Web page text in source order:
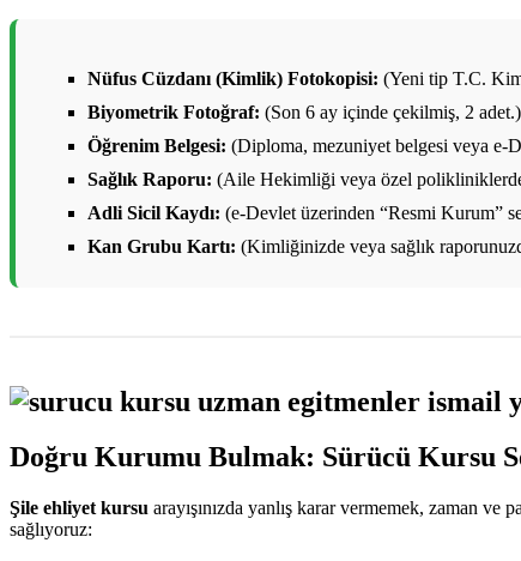
Nüfus Cüzdanı (Kimlik) Fotokopisi: (Yeni tip T.C.
Biyometrik Fotoğraf: (Son 6 ay içinde çekilmiş, 2 adet.)
Öğrenim Belgesi: (Diploma, mezuniyet belgesi veya e-
Sağlık Raporu: (Aile Hekimliği veya özel
Adli Sicil Kaydı: (e-Devlet üzerinden “Resmi Kurum”
Kan Grubu Kartı: (Kimliğinizde veya sağlık
Doğru Kurumu Bulmak: Sürücü Kursu
Şile ehliyet kursu arayışınızda yanlış karar vermemek, zaman
sağlıyoruz: